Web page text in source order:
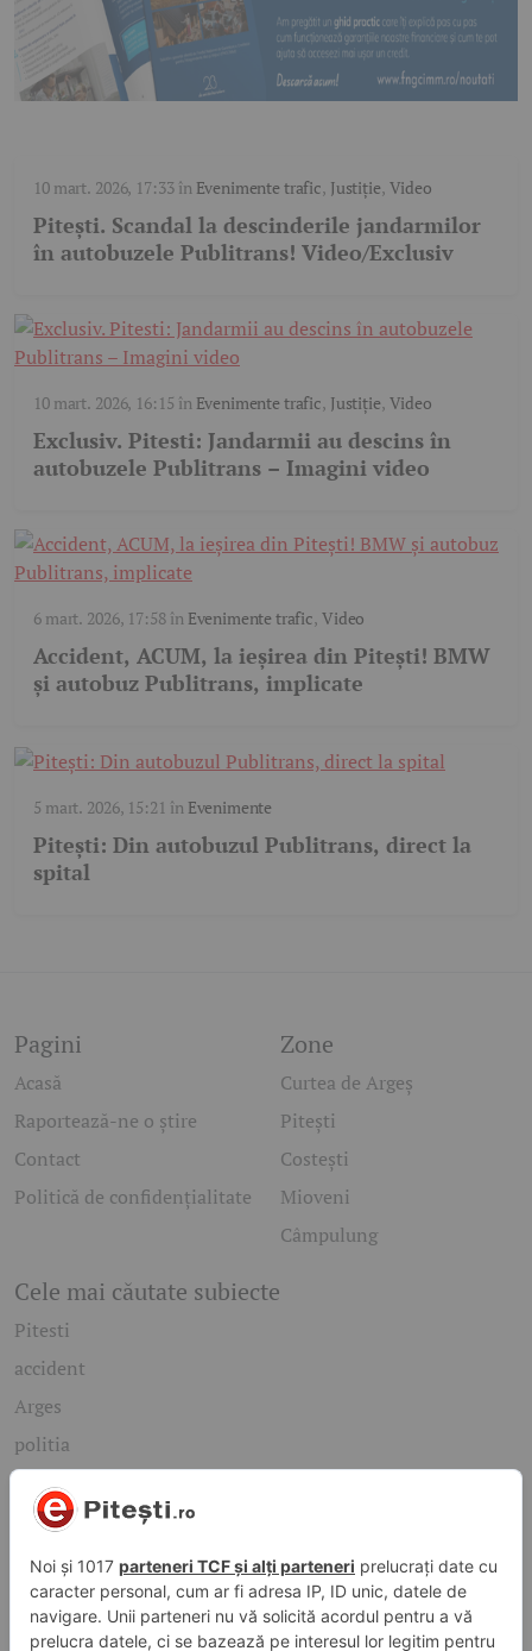
10 mart. 2026, 17:33în Evenimente trafic, Justiție, Video
Pitești. Scandal la descinderile jandarmilor
în autobuzele Publitrans! Video/Exclusiv
10 mart. 2026, 16:15 în Evenimente trafic, Justiție, Video
Exclusiv. Pitesti: Jandarmii au descins în
autobuzele Publitrans – Imagini video
6 mart. 2026, 17:58în Evenimente trafic, Video
Accident, ACUM, la ieșirea din Pitești! BMW
și autobuz Publitrans, implicate
5 mart. 2026, 15:21 în Evenimente
Pitești: Din autobuzul Publitrans, direct la
spital
Pagini
Acasă
Raportează-ne o știre
Contact
Politică de confidențialitate
Zone
Curtea de Argeș
Pitești
Costești
Mioveni
Câmpulung
Cele mai căutate subiecte
Pitesti
accident
Arges
politia
mioveni
Caută rapid știrile care te interesează
Găsește cele mai recente știri, evenimente și subiecte de
interes din orașul tău. Introdu un cuvânt-cheie și descoperă
informațiile de care ai nevoie!